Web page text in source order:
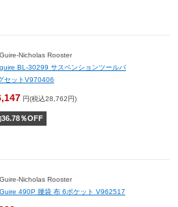
Nicholas Rooster
BL-30299 サスペンションツールバ
セットV970406
円(税込28,762円)
36.78％OFF
Nicholas Rooster
490P 腰袋 布 6ポケット V962517